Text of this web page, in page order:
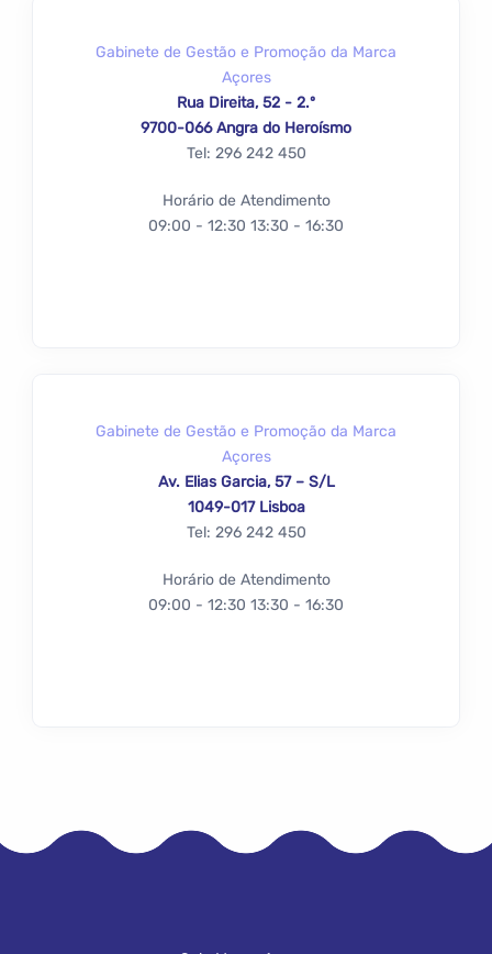
Gabinete de Gestão e Promoção da Marca
Açores
Rua Direita, 52 - 2.º
9700-066 Angra do Heroísmo
Tel: 296 242 450
Horário de Atendimento
09:00 - 12:30 13:30 - 16:30
Gabinete de Gestão e Promoção da Marca
Açores
Av. Elias Garcia, 57 – S/L
1049-017 Lisboa
Tel: 296 242 450
Horário de Atendimento
09:00 - 12:30 13:30 - 16:30